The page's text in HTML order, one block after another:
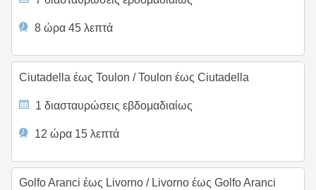
8 ώρα 45 λεπτά
Ciutadella έως Toulon /Toulon έως Ciutadella
1 διασταυρώσεις εβδομαδιαίως
12 ώρα 15 λεπτά
Golfo Aranci έως Livorno /Livorno έως Golfo Aranci